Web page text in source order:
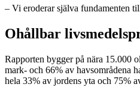
– Vi eroderar själva fundamenten
Ohållbar
Rapporten bygger på nära 15.000
mark- och 66% av havsområdena
hela 33% av jordens yta och 75%